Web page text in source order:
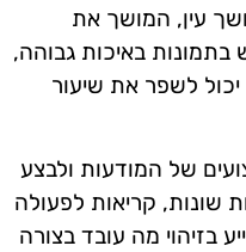
עין, המושך את
באיכות גבוהה,
יכול לשפר את שיעור
של המודעות ולבצע
שונות, קריאות לפעולה
בזיהוי מה עובד בצורה